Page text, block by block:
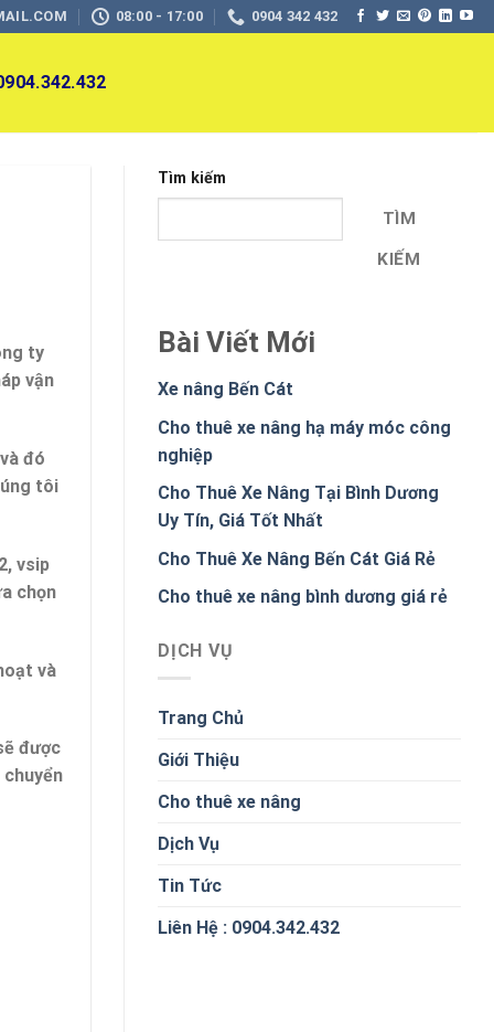
08:00 - 17:00 0904 342 432
ty
vận
đó
tôi
vsip
chọn
và
được
Tìm kiếm
TÌM
KIẾM
Bài Viết Mới
Xe nâng Bến Cát
Cho thuê xe nâng hạ máy móc công
nghiệp
Cho Thuê Xe Nâng Tại Bình Dương
Uy Tín, Giá Tốt Nhất
Cho Thuê Xe Nâng Bến Cát Giá Rẻ
Cho thuê xe nâng bình dương giá rẻ
DỊCH VỤ
Trang Chủ
Giới Thiệu
Cho thuê xe nâng
Dịch Vụ
Tin Tức
Liên Hệ : 0904.342.432